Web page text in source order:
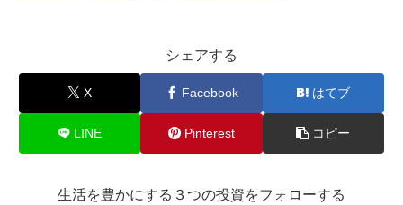
シェアする
X Facebook はてブ
LINE Pinterest コピー
生活を豊かにする３つの投資をフォローする